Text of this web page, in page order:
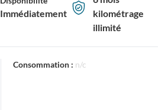
Immédiatement
kilométrage
illimité
Consommation : n/c